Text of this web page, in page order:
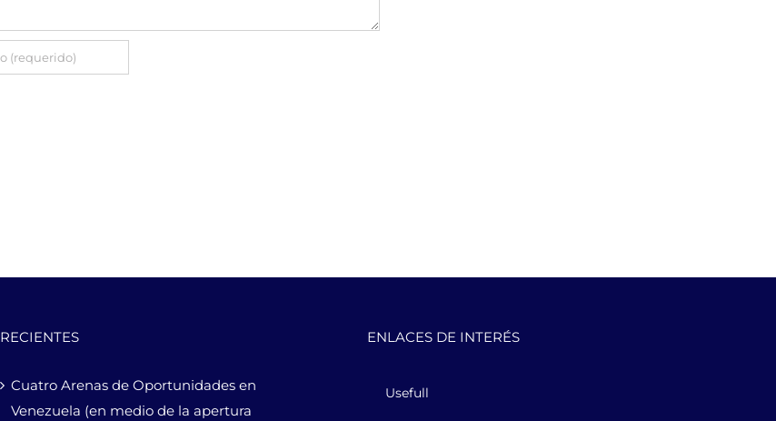
RECIENTES
Cuatro Arenas de Oportunidades en
Venezuela (en medio de la apertura
ENLACES DE INTERÉS
Usefull